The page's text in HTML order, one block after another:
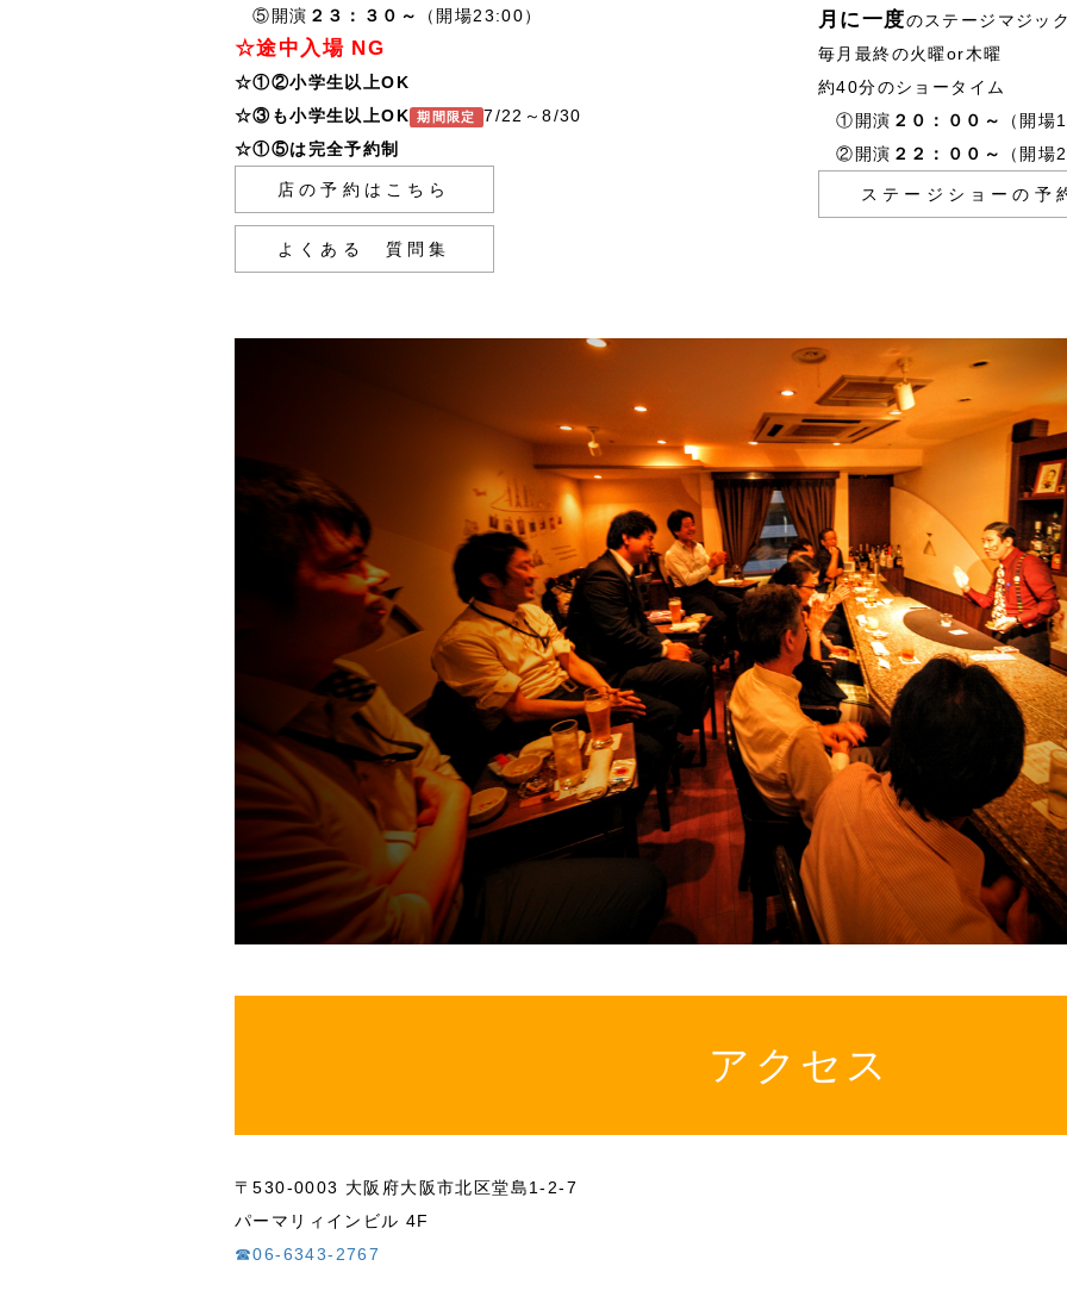
⑤開演 ２３：３０～ （開場23:00）
☆途中入場 NG
☆①②小学生以上OK
☆③も小学生以上OK
期間限定
7/22～8/30
☆①⑤は完全予約制
店の予約はこちら
よくある 質問集
月に一度のステージマジッ
毎月最終の火曜or木曜
約40分のショータイム
①開演 ２０：００～
（開
②開演 ２２：００～ （開
ステージショーの予
アクセス
〒530-0003 大阪府大阪市北区堂島1-2-7
パーマリィインビル 4F
☎06-6343-2767